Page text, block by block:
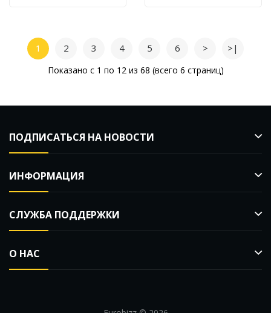
1 2 3 4 5 6 > >|
Показано с 1 по 12 из 68 (всего 6 страниц)
ПОДПИСАТЬСЯ НА НОВОСТИ
ИНФОРМАЦИЯ
СЛУЖБА ПОДДЕРЖКИ
О НАС